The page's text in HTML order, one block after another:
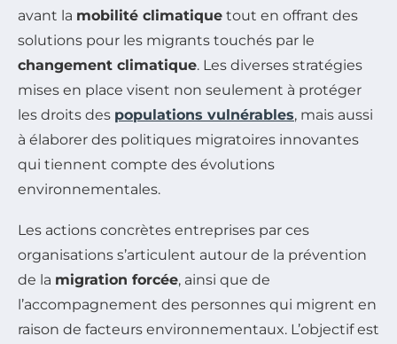
avant la mobilité climatique tout en offrant des
solutions pour les migrants touchés par le
changement climatique. Les diverses stratégies
mises en place visent non seulement à protéger
les droits des populations vulnérables, mais aussi
à élaborer des politiques migratoires innovantes
qui tiennent compte des évolutions
environnementales.
Les actions concrètes entreprises par ces
organisations s’articulent autour de la prévention
de la migration forcée, ainsi que de
l’accompagnement des personnes qui migrent en
raison de facteurs environnementaux. L’objectif est